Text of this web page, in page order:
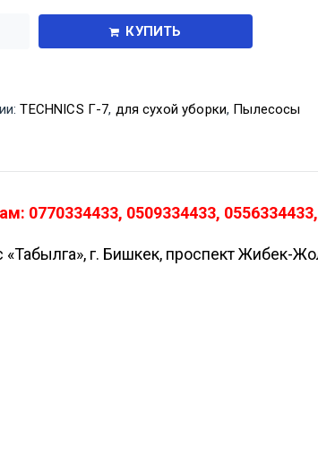
КУПИТЬ
TECHNICS Г-7, для сухой уборки, Пылесосы
0770334433, 0509334433,
г. Бишкек, проспект Жибек-